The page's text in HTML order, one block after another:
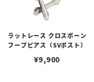
ラットレース クロスボーン
フープピアス（SVポスト）
¥9,900